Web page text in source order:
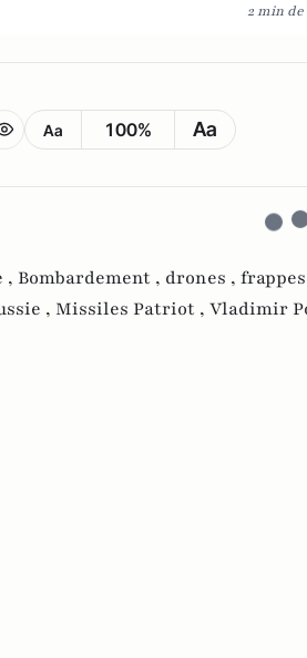
2 min
Aa 100% Aa
, Bombardement , drones ,
, Missiles Patriot , Vladimir